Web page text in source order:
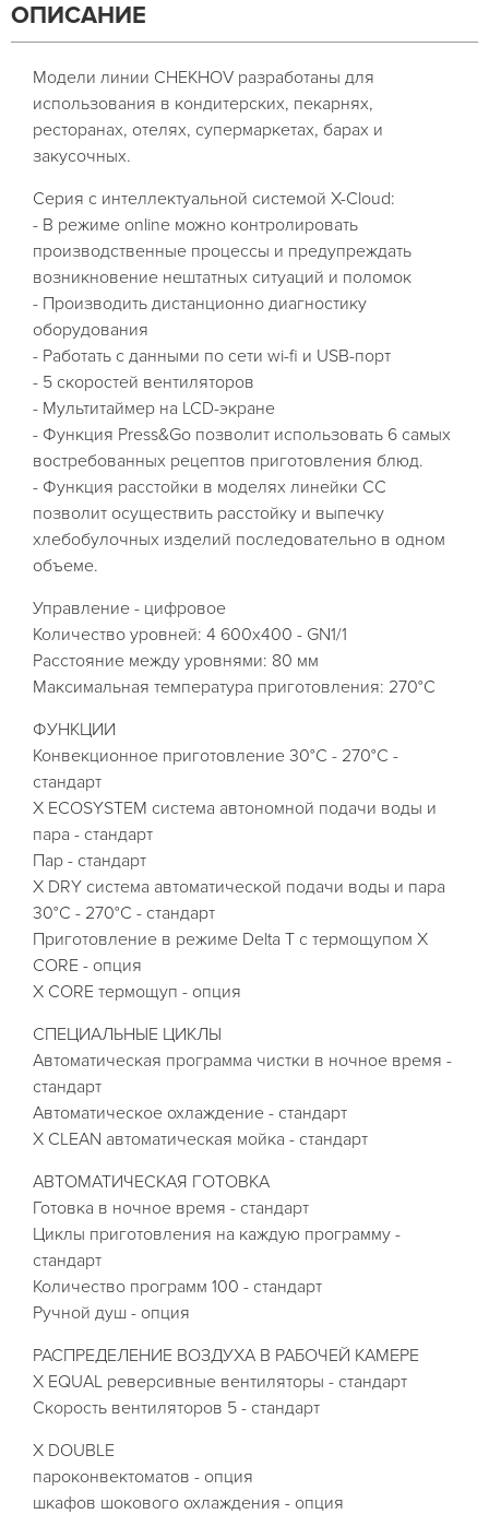
ОПИСАНИЕ
Модели линии CHEKHOV разработаны для
использования в кондитерских, пекарнях,
ресторанах, отелях, супермаркетах, барах и
закусочных.
Серия с интеллектуальной системой X-Cloud:
- В режиме online можно контролировать
производственные процессы и предупреждать
возникновение нештатных ситуаций и поломок
- Производить дистанционно диагностику
оборудования
- Работать с данными по сети wi-fi и USB-порт
- 5 скоростей вентиляторов
- Мультитаймер на LCD-экране
- Функция Press&Go позволит использовать 6 самых
востребованных рецептов приготовления блюд.
- Функция расстойки в моделях линейки CC
позволит осуществить расстойку и выпечку
хлебобулочных изделий последовательно в одном
объеме.
Управление - цифровое
Количество уровней: 4 600х400 - GN1/1
Расстояние между уровнями: 80 мм
Максимальная температура приготовления: 270°С
ФУНКЦИИ
Конвекционное приготовление 30°С - 270°С -
стандарт
X ECOSYSTEM система автономной подачи воды и
пара - стандарт
Пар - стандарт
X DRY система автоматической подачи воды и пара
30°С - 270°С - стандарт
Приготовление в режиме Delta T с термощупом X
CORE - опция
X CORE термощуп - опция
СПЕЦИАЛЬНЫЕ ЦИКЛЫ
Автоматическая программа чистки в ночное время -
стандарт
Автоматическое охлаждение - стандарт
X CLEAN автоматическая мойка - стандарт
АВТОМАТИЧЕСКАЯ ГОТОВКА
Готовка в ночное время - стандарт
Циклы приготовления на каждую программу -
стандарт
Количество программ 100 - стандарт
Ручной душ - опция
РАСПРЕДЕЛЕНИЕ ВОЗДУХА В РАБОЧЕЙ КАМЕРЕ
X EQUAL реверсивные вентиляторы - стандарт
Скорость вентиляторов 5 - стандарт
X DOUBLE
пароконвектоматов - опция
шкафов шокового охлаждения - опция